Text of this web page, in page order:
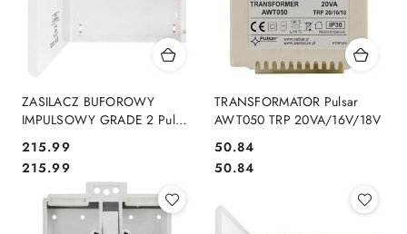
ZASILACZ BUFOROWY
IMPULSOWY GRADE 2 Pulsar
Cena:
215.99
Cena:
215.99
TRANSFORMATOR Pulsar
AWT050 TRP 20VA/16V/18V
Cena:
50.84
Cena:
50.84